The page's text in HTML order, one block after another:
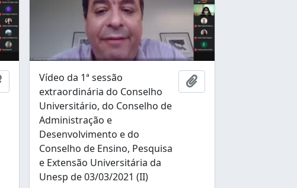
Adicionar à área de transferência
Vídeo da 1ª sessão
extraordinária do Conselho
Universitário, do Conselho de
Administração e
Desenvolvimento e do
Conselho de Ensino, Pesquisa
e Extensão Universitária da
Unesp de 03/03/2021 (II)
Adicionar à área de